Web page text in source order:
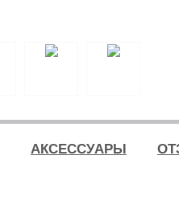
АКСЕССУАРЫ